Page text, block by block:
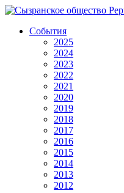
События
2025
2024
2023
2022
2021
2020
2019
2018
2017
2016
2015
2014
2013
2012